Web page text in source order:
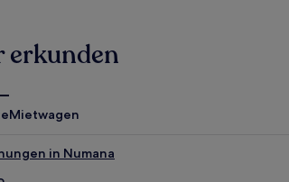
erkunden
Mietwagen
in Numana